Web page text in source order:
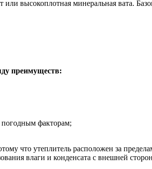
высокоплотная минеральная вата.
преимуществ:
погодным факторам;
что утеплитель расположен за
влаги и конденсата с внешней